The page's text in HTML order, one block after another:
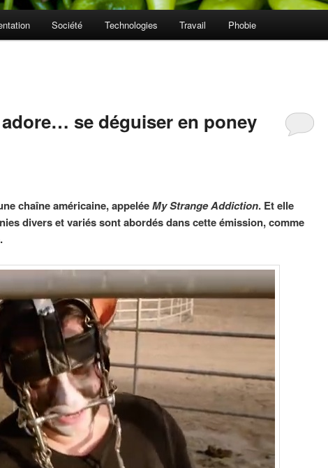
Société Technologies Travail Phobie
se déguiser en poney
chaîne américaine, appeléeMy Strange Addiction. Et elle
divers et variés sont abordés dans cette émission, comme